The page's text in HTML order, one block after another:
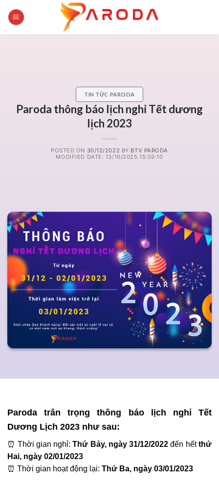
TIN TỨC PARODA
Paroda thông báo lịch nghỉ Tết dương
lịch 2023
POSTED ON 30/12/2022 BY BTV PARODA
MODIFIED DATE: 13/10/2025 15:59:10
Paroda trân trọng thông báo lịch nghỉ Tết
Dương Lịch 2023 như sau:
⏰ Thời gian nghỉ:Thứ Bảy, ngày 31/12/2022 đến hếtthứ
Hai, ngày 02/01/2023
⏰ Thời gian hoạt động lại: Thứ Ba, ngày 03/01/2023